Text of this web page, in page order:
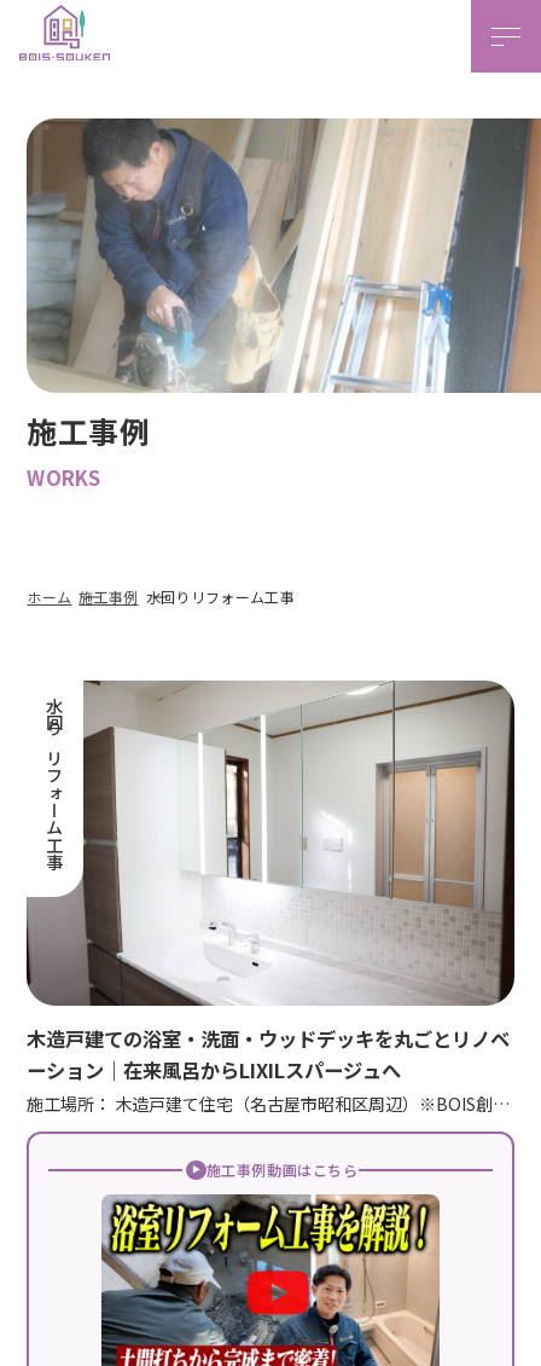
施工事例
WORKS
ホーム 施工事例 水回りリフォーム工事
水回りリフォーム工事
木造戸建ての浴室・洗面・ウッドデッキを丸ごとリノベ
ーション｜在来風呂からLIXILスパージュへ
施工場所： 木造戸建て住宅（名古屋市昭和区周辺）※BOIS創…
施工事例動画はこちら